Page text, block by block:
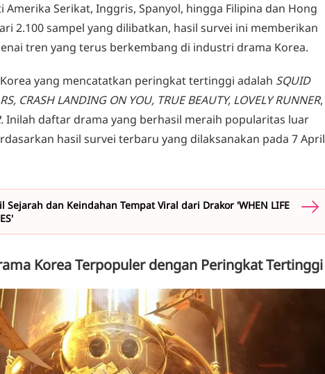
Amerika Serikat, Inggris, Spanyol, hingga Filipina dan Hong
2.100 sampel yang dilibatkan, hasil survei ini memberikan
tren yang terus berkembang di industri drama Korea.
yang mencatatkan peringkat tertinggi adalah SQUID
CRASH LANDING ON YOU, TRUE BEAUTY, LOVELY RUNNER,
Inilah daftar drama yang berhasil meraih popularitas luar
hasil survei terbaru yang dilaksanakan pada 7 April
Sejarah dan Keindahan Tempat Viral dari Drakor 'WHEN LIFE
Korea Terpopuler dengan Peringkat Tertinggi